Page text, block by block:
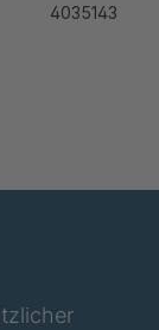
4035143